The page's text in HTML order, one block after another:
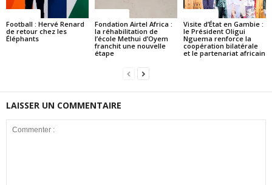
Football : Hervé Renard
de retour chez les
Éléphants
Fondation Airtel Africa :
la réhabilitation de
l’école Methui d’Oyem
franchit une nouvelle
étape
Visite d’État en Gambie :
le Président Oligui
Nguema renforce la
coopération bilatérale
et le partenariat africain
LAISSER UN COMMENTAIRE